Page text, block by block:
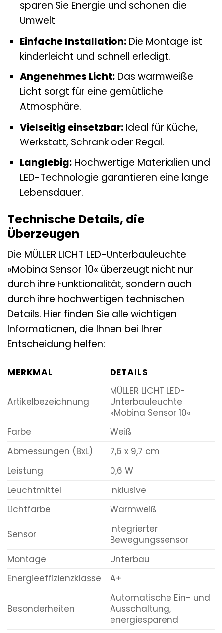
sparen Sie Energie und schonen die
Umwelt.
Einfache Installation:Die Montage ist
kinderleicht und schnell erledigt.
Angenehmes Licht:Das warmweiße
Licht sorgt für eine gemütliche
Atmosphäre.
Vielseitig einsetzbar:Ideal für Küche,
Werkstatt, Schrank oder Regal.
Langlebig:Hochwertige Materialien und
LED-Technologie garantieren eine lange
Lebensdauer.
Technische Details, die
Überzeugen
Die MÜLLER LICHT LED-Unterbauleuchte
»Mobina Sensor 10« überzeugt nicht nur
durch ihre Funktionalität, sondern auch
durch ihre hochwertigen technischen
Details. Hier finden Sie alle wichtigen
Informationen, die Ihnen bei Ihrer
Entscheidung helfen:
MERKMAL DETAILS
Artikelbezeichnung
MÜLLER LICHT LED-
Unterbauleuchte
»Mobina Sensor 10«
Farbe
Weiß
Abmessungen (BxL)
7,6 x 9,7 cm
Leistung
0,6 W
Leuchtmittel
Inklusive
Lichtfarbe
Warmweiß
Sensor
Integrierter
Bewegungssensor
Montage
Unterbau
Energieeffizienzklasse
A+
Besonderheiten
Automatische Ein- und
Ausschaltung,
energiesparend